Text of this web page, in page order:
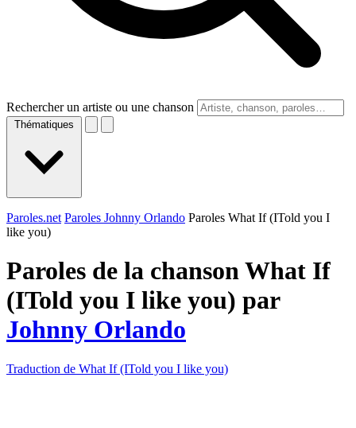
Rechercher un artiste ou une chanson
Thématiques
Paroles.net Paroles Johnny Orlando Paroles What If (ITold you I
like you)
Paroles de la chanson What If
(ITold you I like you) par
Johnny Orlando
Traduction de What If (ITold you I like you)